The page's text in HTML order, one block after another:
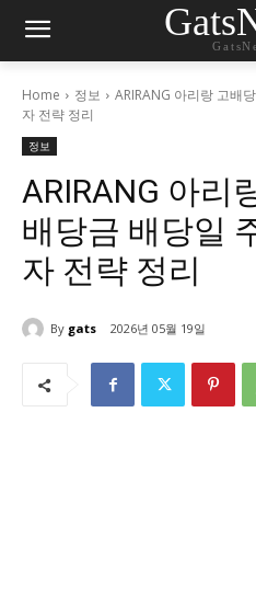
Home 정보
ARIRANG 아리랑 고배
자 전략 정리
정보
ARIRANG 아리
배당금 배당일
자 전략 정리
By gats 2026년 05월 19일